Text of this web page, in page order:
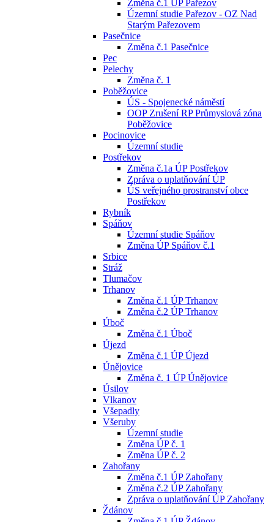
Změna č.1 ÚP Pařezov
Územní studie Pařezov - OZ Nad
Starým Pařezovem
Pasečnice
Změna č.1 Pasečnice
Pec
Pelechy
Změna č. 1
Poběžovice
ÚS - Spojenecké náměstí
OOP Zrušení RP Průmyslová zóna
Poběžovice
Pocinovice
Územní studie
Postřekov
Změna č.1a ÚP Postřekov
Zpráva o uplatňování ÚP
ÚS veřejného prostranství obce
Postřekov
Rybník
Spáňov
Územní studie Spáňov
Změna ÚP Spáňov č.1
Srbice
Stráž
Tlumačov
Trhanov
Změna č.1 ÚP Trhanov
Změna č.2 ÚP Trhanov
Úboč
Změna č.1 Úboč
Újezd
Změna č.1 ÚP Újezd
Únějovice
Změna č. 1 ÚP Únějovice
Úsilov
Vlkanov
Všepadly
Všeruby
Územní studie
Změna ÚP č. 1
Změna ÚP č. 2
Zahořany
Změna č.1 ÚP Zahořany
Změna č.2 ÚP Zahořany
Zpráva o uplatňování ÚP Zahořany
Ždánov